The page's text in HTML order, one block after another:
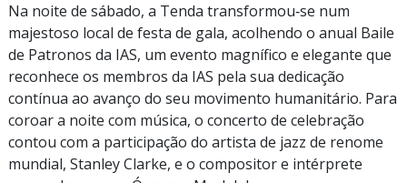
Na noite de sábado, a Tenda transformou‑se num
majestoso local de festa de gala, acolhendo o anual Baile
de Patronos da IAS, um evento magnífico e elegante que
reconhece os membros da IAS pela sua dedicação
contínua ao avanço do seu movimento humanitário. Para
coroar a noite com música, o concerto de celebração
contou com a participação do artista de jazz de renome
mundial, Stanley Clarke, e o compositor e intérprete